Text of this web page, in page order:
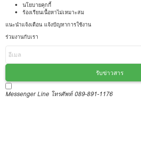
นโยบายคุกกี้
ร้องเรียนเนื้อหาไม่เหมาะสม
แนะนำแจ้งเตือน แจ้งปัญหาการใช้งาน
ร่วมงานกับเรา
รับข่าวสาร
Messenger Line โทรศัพท์ 089-891-1176